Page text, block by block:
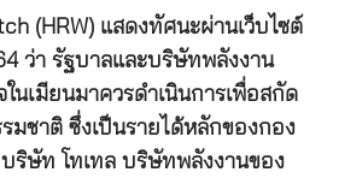
(HRW) แสดงทัศนะผ่านเว็บไซต์
ว่า รัฐบาลและบริษัทพลังงาน
นเมียนมาควรดำเนินการเพื่อสกัด
มชาติ ซึ่งเป็นรายได้หลักของกอง
ริษัท โทเทล บริษัทพลังงานของ